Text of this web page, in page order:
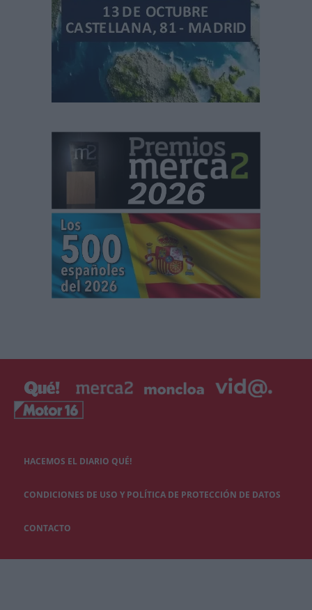
HACEMOS EL DIARIO QUÉ!
CONDICIONES DE USO Y POLÍTICA DE PROTECCIÓN DE DATOS
CONTACTO